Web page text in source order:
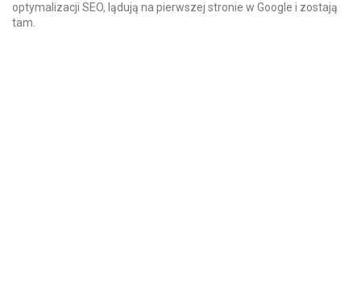
optymalizacji SEO, lądują na pierwszej stronie w Google i zostają
tam.